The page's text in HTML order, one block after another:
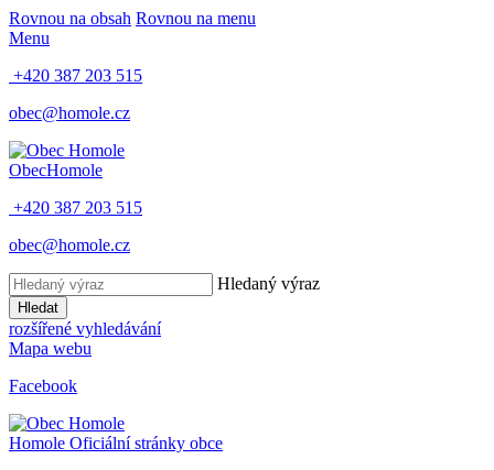
Rovnou na obsah Rovnou na menu
Menu
+420 387 203 515
obec@homole.cz
ObecHomole
+420 387 203 515
obec@homole.cz
Hledaný výraz
Hledat
rozšířené vyhledávání
Mapa webu
Facebook
Homole Oficiální stránky obce